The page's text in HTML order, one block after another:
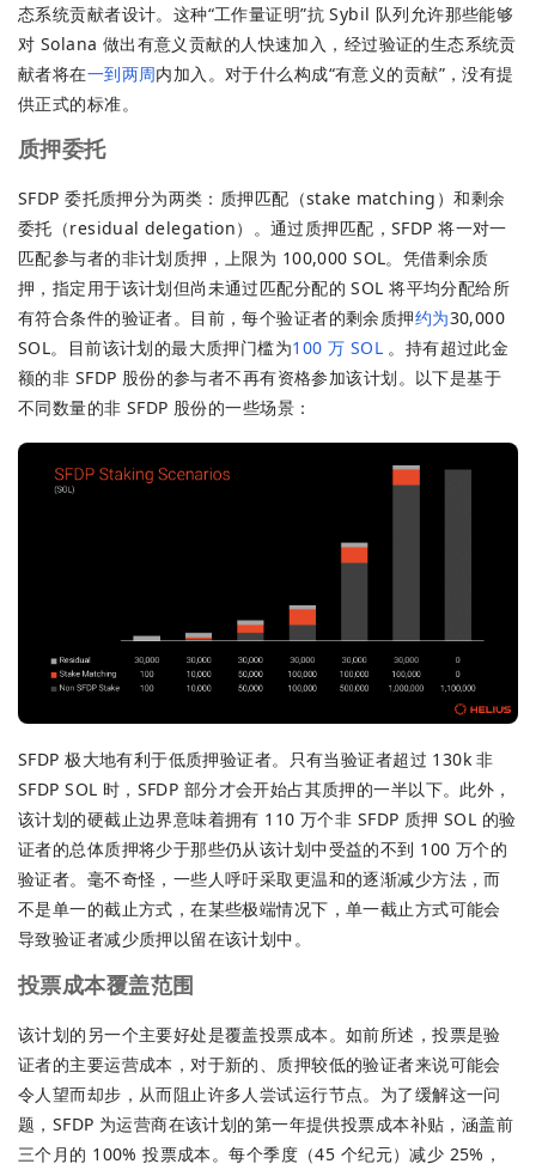
态系统贡献者设计。这种“工作量证明”抗 Sybil 队列允许那些能够
对 Solana 做出有意义贡献的人快速加入，经过验证的生态系统贡
献者将在一到两周内加入。对于什么构成“有意义的贡献”，没有提
供正式的标准。
质押委托
SFDP 委托质押分为两类：质押匹配（stake matching）和剩余
委托（residual delegation）。通过质押匹配，SFDP 将一对一
匹配参与者的非计划质押，上限为 100,000 SOL。凭借剩余质
押，指定用于该计划但尚未通过匹配分配的 SOL 将平均分配给所
有符合条件的验证者。目前，每个验证者的剩余质押约为30,000
SOL。目前该计划的最大质押门槛为100 万 SOL。持有超过此金
额的非 SFDP 股份的参与者不再有资格参加该计划。以下是基于
不同数量的非 SFDP 股份的一些场景：
SFDP 极大地有利于低质押验证者。只有当验证者超过 130k 非
SFDP SOL 时，SFDP 部分才会开始占其质押的一半以下。此外，
该计划的硬截止边界意味着拥有 110 万个非 SFDP 质押 SOL 的验
证者的总体质押将少于那些仍从该计划中受益的不到 100 万个的
验证者。毫不奇怪，一些人呼吁采取更温和的逐渐减少方法，而
不是单一的截止方式，在某些极端情况下，单一截止方式可能会
导致验证者减少质押以留在该计划中。
投票成本覆盖范围
该计划的另一个主要好处是覆盖投票成本。如前所述，投票是验
证者的主要运营成本，对于新的、质押较低的验证者来说可能会
令人望而却步，从而阻止许多人尝试运行节点。为了缓解这一问
题，SFDP 为运营商在该计划的第一年提供投票成本补贴，涵盖前
三个月的 100% 投票成本。每个季度（45 个纪元）减少 25%，